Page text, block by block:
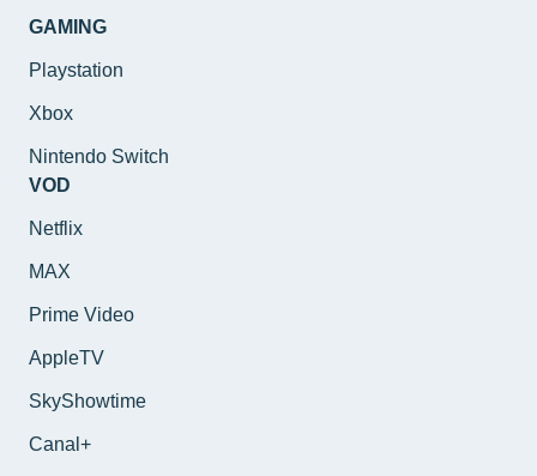
GAMING
Playstation
Xbox
Nintendo Switch
VOD
Netflix
MAX
Prime Video
AppleTV
SkyShowtime
Canal+